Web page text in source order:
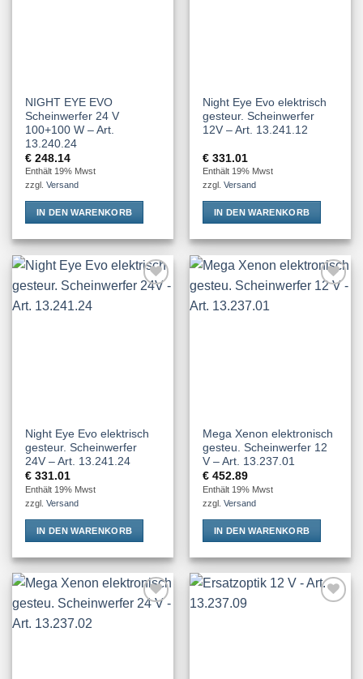
NIGHT EYE EVO
Scheinwerfer 24 V
100+100 W – Art.
13.240.24
€ 248.14
Enthält 19% Mwst
zzgl.Versand
IN DEN WARENKORB
Night Eye Evo elektrisch
gesteur. Scheinwerfer
12V – Art. 13.241.12
€ 331.01
Enthält 19% Mwst
zzgl.Versand
IN DEN WARENKORB
Night Eye Evo elektrisch
gesteur. Scheinwerfer
24V – Art. 13.241.24
€ 331.01
Enthält 19% Mwst
zzgl.Versand
IN DEN WARENKORB
Mega Xenon elektronisch
gesteu. Scheinwerfer 12
V – Art. 13.237.01
€ 452.89
Enthält 19% Mwst
zzgl.Versand
IN DEN WARENKORB